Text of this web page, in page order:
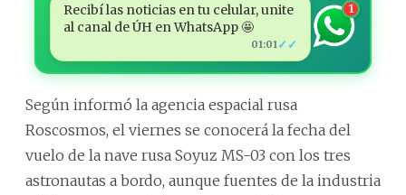
Recibí las noticias en tu celular, unite
al canal de ÚH en WhatsApp 🤩
01:01 ✓✓
1
Según informó la agencia espacial rusa
Roscosmos, el viernes se conocerá la fecha del
vuelo de la nave rusa Soyuz MS-03 con los tres
astronautas a bordo, aunque fuentes de la industria